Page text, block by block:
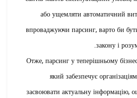
або ущемляти автоматичний
впроваджуючи парсинг, варто би
закону і
Отже, парсинг у теперішньому
який забезпечує
засвоювати актуальну інформацію,